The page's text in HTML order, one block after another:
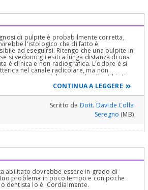
di pulpite è probabilmente corretta,
l'istologico che di fatto è
ad eseguirsi. Ritengo che una pulpite in
si vedono gli esiti a lunga distanza di una
è clinica e non radiografica. L'odore è si
nel canale radicolare, ma non
in quel dente, anche di antibiotico
maniera per pulire il suo dente è mediante
sostanza disinfettanti da utilizzarsi da
a casa, e una volta che si ipotizzi una
il dente va chiuso, meglio se in
le sedute prossime per far valutare
di canali sovrannumerari o accessori,
CONTINUA A LEGGERE
Scritto da Dott. Davide Colla
Seregno (MB)
abilitato dovrebbe essere in grado di
problema in poco tempo e con poche
dentista lo è. Cordialmente.